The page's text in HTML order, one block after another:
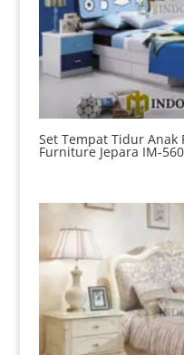
Set Tempat Tidur Anak
Furniture Jepara IM-560